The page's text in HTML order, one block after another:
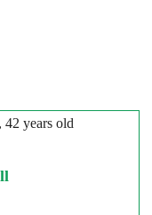
, 42 years old